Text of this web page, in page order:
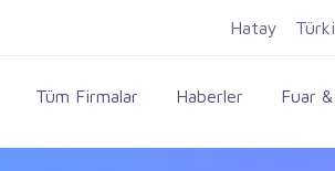
Tüm Firmalar Haberler Fuar
Hatay